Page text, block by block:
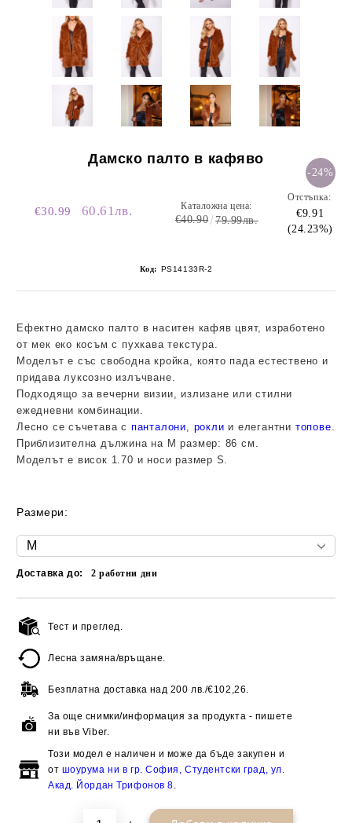
Дамско палто в кафяво
-24%
€30.99 60.61лв. Каталожна цена:
€40.90 79.99лв.
Отстъпка:
€9.91
(24.23%)
Код: PS14133R-2
Ефектно дамско палто в наситен кафяв цвят, изработено
от мек еко косъм с пухкава текстура.
Моделът е със свободна кройка, която пада естествено и
придава луксозно излъчване.
Подходящо за вечерни визии, излизане или стилни
ежедневни комбинации.
Лесно се съчетава с панталони рокли и елегантни топове
Приблизителна дължина на М размер: 86 см.
Моделът е висок 1.70 и носи размер S.
Размери:
Доставка до: 2работни дни
Тест и преглед.
Лесна замяна/връщане.
Безплатна доставка над 200 лв./€102,26.
За още снимки/информация за продукта - пишете
ни във Viber.
Този модел е наличен и може да бъде закупен и
от шоурума ни в гр. София, Студентски град, ул.
Акад. Йордан Трифонов 8